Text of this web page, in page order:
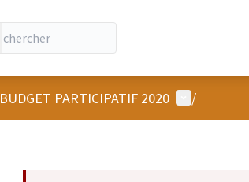
BUDGET PARTICIPATIF 2020 Menu
/